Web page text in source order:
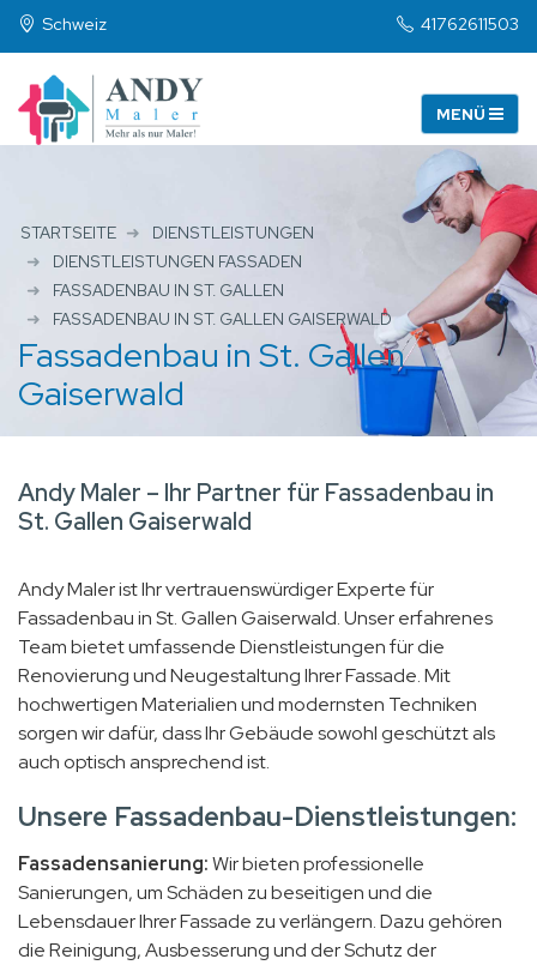
Schweiz 41762611503
STARTSEITE
DIENSTLEISTUNGEN
DIENSTLEISTUNGEN FASSADEN
FASSADENBAU IN ST. GALLEN
FASSADENBAU IN ST. GALLEN GAISERWALD
Fassadenbau in St. Gallen
Gaiserwald
Andy Maler – Ihr Partner für Fassadenbau in
St. Gallen Gaiserwald
Andy Maler ist Ihr vertrauenswürdiger Experte für
Fassadenbau in St. Gallen Gaiserwald. Unser erfahrenes
Team bietet umfassende Dienstleistungen für die
Renovierung und Neugestaltung Ihrer Fassade. Mit
hochwertigen Materialien und modernsten Techniken
sorgen wir dafür, dass Ihr Gebäude sowohl geschützt als
auch optisch ansprechend ist.
Unsere Fassadenbau-Dienstleistungen:
Fassadensanierung:Wir bieten professionelle
Sanierungen, um Schäden zu beseitigen und die
Lebensdauer Ihrer Fassade zu verlängern. Dazu gehören
die Reinigung, Ausbesserung und der Schutz der